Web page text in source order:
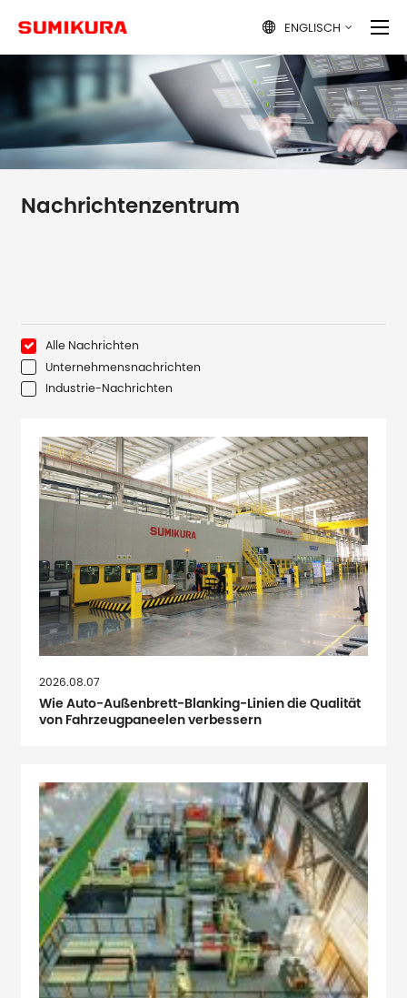
 ENGLISCH
Nachrichtenzentrum
Alle Nachrichten
Unternehmensnachrichten
Industrie-Nachrichten
2026.08.07
Wie Auto-Außenbrett-Blanking-Linien die Qualität
von Fahrzeugpaneelen verbessern